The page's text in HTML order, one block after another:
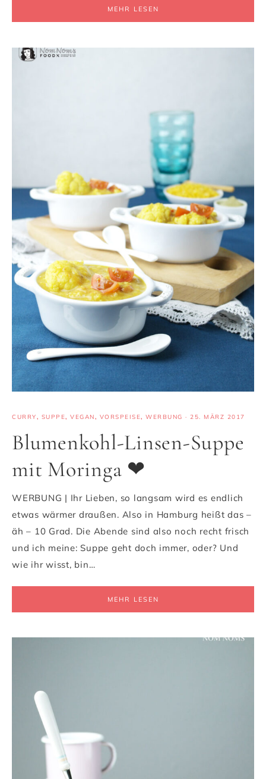
MEHR LESEN
CURRY, SUPPE, VEGAN, VORSPEISE, WERBUNG · 25. MÄRZ 2017
Blumenkohl-Linsen-Suppe
mit Moringa ❤
WERBUNG | Ihr Lieben, so langsam wird es endlich
etwas wärmer draußen. Also in Hamburg heißt das –
äh – 10 Grad. Die Abende sind also noch recht frisch
und ich meine: Suppe geht doch immer, oder? Und
wie ihr wisst, bin…
MEHR LESEN